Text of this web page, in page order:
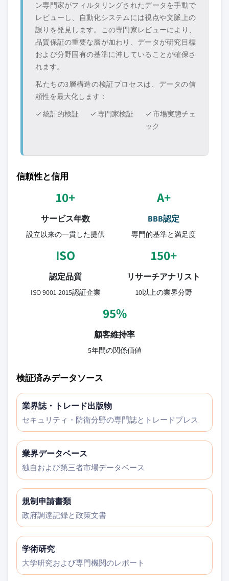
ン専門家がフィルタリングされたデータを手動で
レビューし、自動化システムには視点や文脈上の
誤りを発見します。この専門家レビューにより、
品質保証の重要な層が加わり、データが研究目標
および分野固有の基準に沖していることが確保さ
れます。
私たちの3層構造の検証プロセスは、データの信
頼性を最大化します：
✓ 統計的検証
✓ 専門家検証
✓ 市場実態チェ
ック
信頼性と信用
10+
サービス年数
設立以来の一貫した提供
A+
BBB認定
専門的基準と満足度
ISO
認定品質
ISO 9001-2015認証企業
150+
リサーチアナリスト
10以上の業界分野
95%
顧客維持率
5年間の関係価値
検証済みデータソース
業界誌・トレード出版物
セキュリティ・防衛分野の専門誌とトレードプレス
業界データベース
独自および第三者市場データベース
規制申請書類
政府調達記録と政策文書
学術研究
大学研究および専門機関のレポート